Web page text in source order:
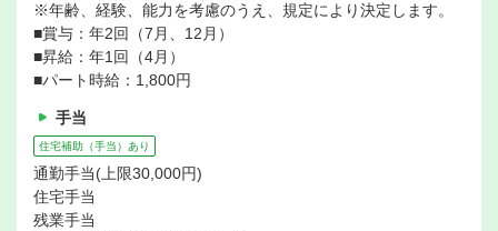
※年齢、経験、能力を考慮のうえ、規定により決定します。
■賞与：年2回（7月、12月）
■昇給：年1回（4月）
■パート時給：1,800円
手当
住宅補助（手当）あり
通勤手当(上限30,000円)
住宅手当
残業手当